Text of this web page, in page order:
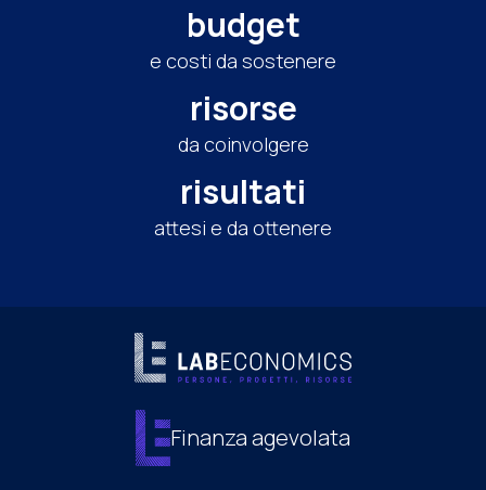
budget
e costi da sostenere
risorse
da coinvolgere
risultati
attesi e da ottenere
Finanza agevolata